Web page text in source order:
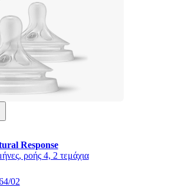
Response
ροής 4, 2 τεμάχια
02